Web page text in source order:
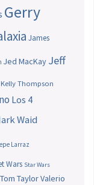
Gerry
James
Jed MacKay Jeff
Kelly Thompson
Los 4
Waid
Larraz
Wars Star Wars
Tom TaylorValerio